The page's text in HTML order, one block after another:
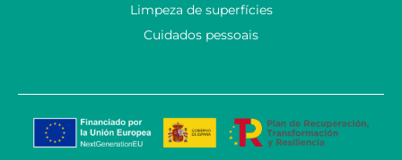
Limpeza de superfícies
Cuidados pessoais